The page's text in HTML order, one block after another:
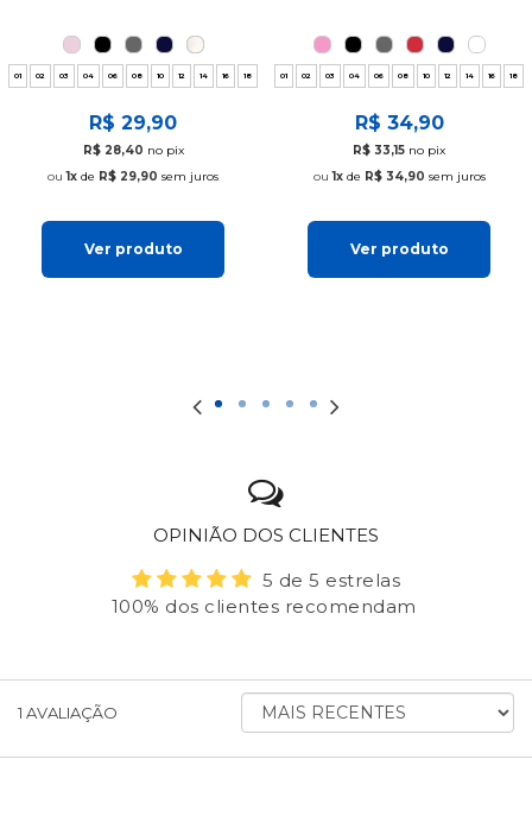
01 02 03 04 06 08 10 12 14 16 18
R$ 29,90
R$ 28,40 no pix
1x de R$ 29,90 sem juros
Ver produto
01 02 03 04 06 08 10 12 14 16 18
R$ 34,90
R$ 33,15 no pix
1xde R$ 34,90 sem juros
Ver produto
OPINIÃO DOS CLIENTES
5 de 5 estrelas
100% dos clientes recomendam
1 AVALIAÇÃO
ORDENAR
AVALIAÇÕES